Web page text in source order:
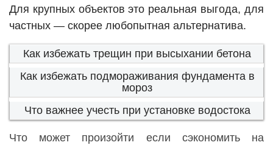
Для крупных объектов это реальная выгода, для
частных — скорее любопытная альтернатива.
Как избежать трещин при высыхании бетона
Как избежать подмораживания фундамента в
мороз
Что важнее учесть при установке водостока
Что может произойти если сэкономить на